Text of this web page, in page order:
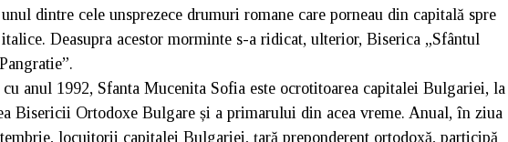
dintre cele unsprezece drumuri romane care porneau din capitală spre
Deasupra acestor morminte s-a ridicat, ulterior, Biserica „Sfântul
anul 1992, Sfanta Mucenita Sofia este ocrotitoarea capitalei Bulgariei, la
Bisericii Ortodoxe Bulgare și a primarului din acea vreme. Anual, în ziua
locuitorii capitalei Bulgariei, țară preponderent ortodoxă, participă